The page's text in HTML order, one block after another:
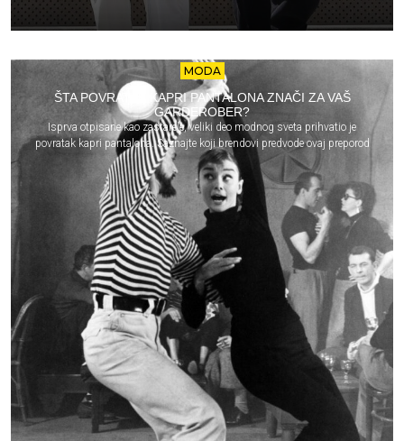
MODA
ŠTA POVRATAK KAPRI PANTALONA ZNAČI ZA VAŠ
GARDEROBER?
Isprva otpisane kao zastarele, veliki deo modnog sveta prihvatio je
povratak kapri pantalona. Saznajte koji brendovi predvode ovaj preporod